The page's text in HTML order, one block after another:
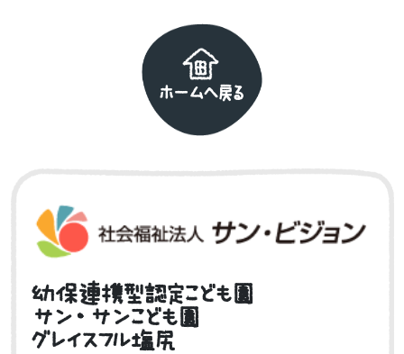
ホームへ戻る
幼保連携型認定こども園
サン・サンこども園
グレイスフル塩尻